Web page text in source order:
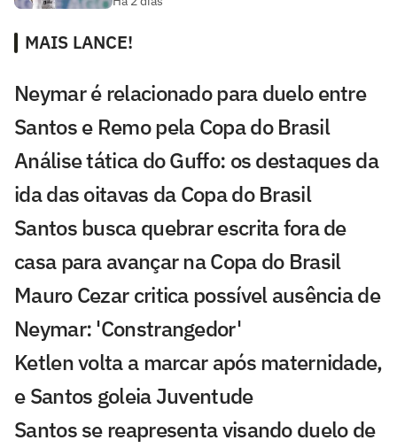
MAIS LANCE!
Neymar é relacionado para duelo entre
Santos e Remo pela Copa do Brasil
Análise tática do Guffo: os destaques da
ida das oitavas da Copa do Brasil
Santos busca quebrar escrita fora de
casa para avançar na Copa do Brasil
Mauro Cezar critica possível ausência de
Neymar: 'Constrangedor'
Ketlen volta a marcar após maternidade,
e Santos goleia Juventude
Santos se reapresenta visando duelo de